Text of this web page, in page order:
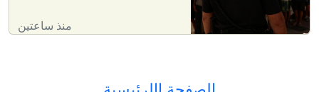
منذ ساعتين